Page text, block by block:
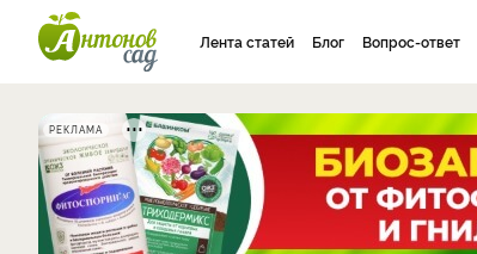
Лента статей Блог Вопрос-ответ
РЕКЛАМА